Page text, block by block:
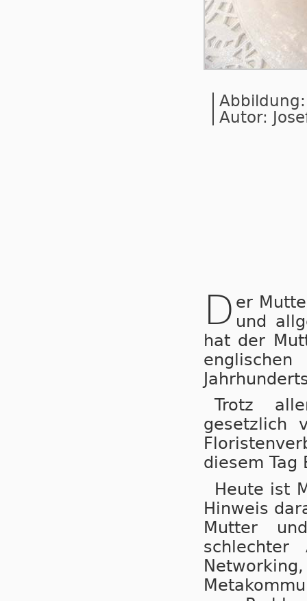
Autor:
D er
und
hat der
Trotz
gesetzlich
diesem Tag
Heute ist
Hinweis
Mutter